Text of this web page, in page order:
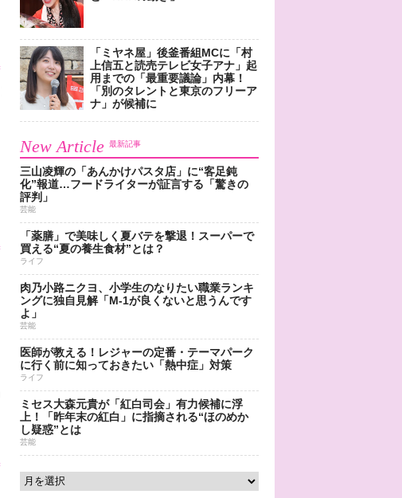
「ミヤネ屋」後釜番組MCに「村
上信五と読売テレビ女子アナ」起
用までの「最重要議論」内幕！
「別のタレントと東京のフリーア
ナ」が候補に
New Article 最新記事
三山凌輝の「あんかけパスタ店」に“客足鈍
化”報道…フードライターが証言する「驚きの
評判」
芸能
「薬膳」で美味しく夏バテを撃退！スーパーで
買える“夏の養生食材”とは？
ライフ
肉乃小路ニクヨ、小学生のなりたい職業ランキ
ングに独自見解「M-1が良くないと思うんです
よ」
芸能
医師が教える！レジャーの定番・テーマパーク
に行く前に知っておきたい「熱中症」対策
ライフ
ミセス大森元貴が「紅白司会」有力候補に浮
上！「昨年末の紅白」に指摘される“ほのめか
し疑惑”とは
芸能